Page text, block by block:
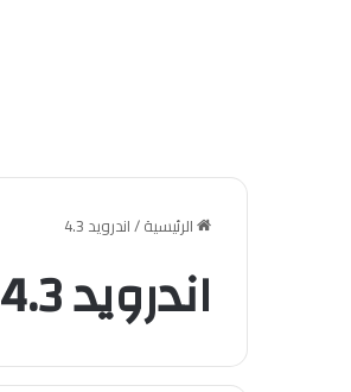
الرئيسية/اندرويد 4.3
اندرويد 4.3